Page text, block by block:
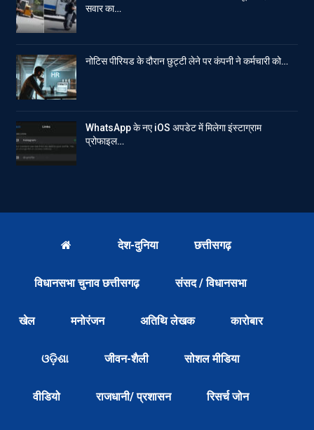
सवार का…
नोटिस पीरियड के दौरान छुट्टी लेने पर कंपनी ने कर्मचारी को…
WhatsApp के नए iOS अपडेट में मिलेगा इंस्टाग्राम
प्रोफाइल…
देश-दुनिया छत्तीसगढ़
विधानसभा चुनाव छत्तीसगढ़ संसद / विधानसभा
खेल मनोरंजन अतिथि लेखक कारोबार
ଓଡ଼ିଶା जीवन-शैली सोशल मीडिया
वीडियो राजधानी/ प्रशासन रिसर्च जोन